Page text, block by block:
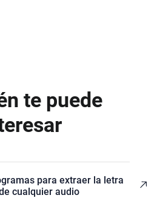
te puede
para extraer la letra
cualquier audio